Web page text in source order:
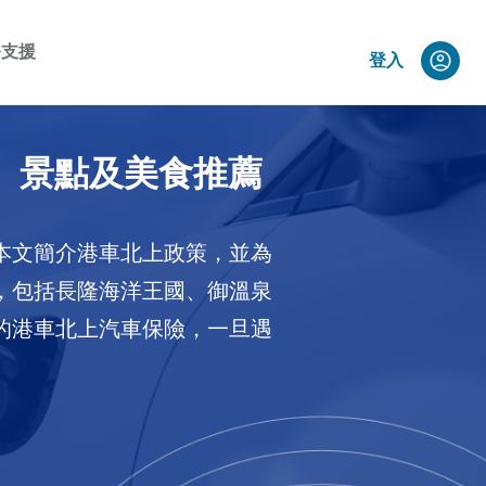
援 登入
景點及美食推薦
文簡介港車北上政策，並為
括長隆海洋王國、御溫泉
車北上汽車保險，一旦遇